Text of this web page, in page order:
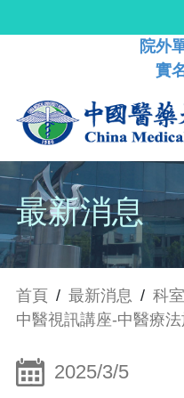
院外
實
最新消息
首頁 / 最新消息 / 科
中醫視訊講座-中醫療
2025/3/5